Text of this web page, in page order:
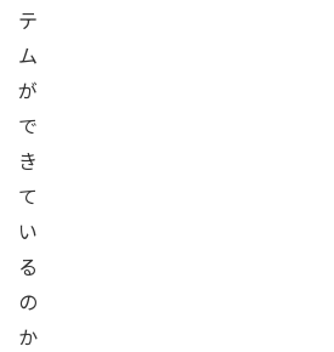
テ
ム
が
で
き
て
い
る
の
か